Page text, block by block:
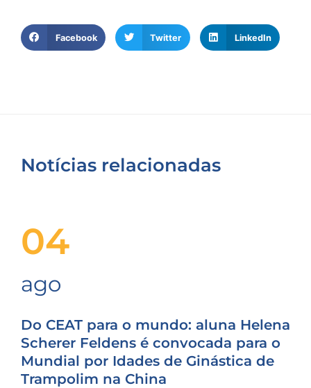
Facebook Twitter LinkedIn
Notícias relacionadas
04
ago
Do CEAT para o mundo: aluna Helena
Scherer Feldens é convocada para o
Mundial por Idades de Ginástica de
Trampolim na China